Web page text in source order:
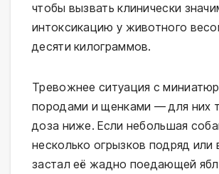
чтобы вызвать клинически
интоксикацию у животного
десяти килограммов.
Тревожнее ситуация с
породами и щенками — для них
доза ниже. Если небольшая
несколько огрызков подряд или
застал её жадно поедающей